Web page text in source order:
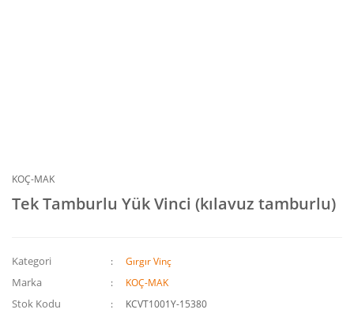
KOÇ-MAK
Tek Tamburlu Yük Vinci (kılavuz tamburlu)
Kategori Gırgır Vinç
Marka KOÇ-MAK
Stok Kodu KCVT1001Y-15380